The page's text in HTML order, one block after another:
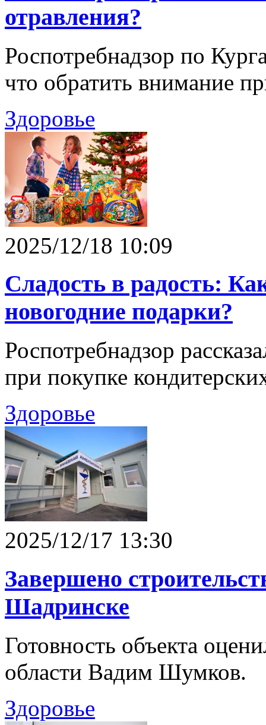
отравления?
Роспотребнадзор по
что обратить внимание
Здоровье
2025/12/18 10:09
Сладость в радость:
новогодние подарки?
Роспотребнадзор
при покупке
Здоровье
2025/12/17 13:30
Завершено
Шадринске
Готовность объекта
области Вадим Шумков.
Здоровье